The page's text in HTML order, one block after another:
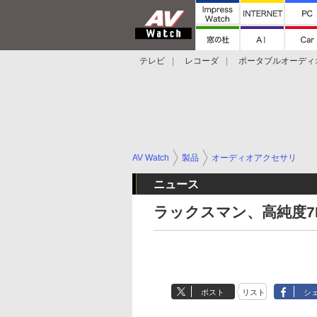
テレビ レコーダ
ポータブルオーディ
AV Watch 製品 オーディオアクセサリ
ニュース
ラックスマン、高純度
ポスト リスト シ